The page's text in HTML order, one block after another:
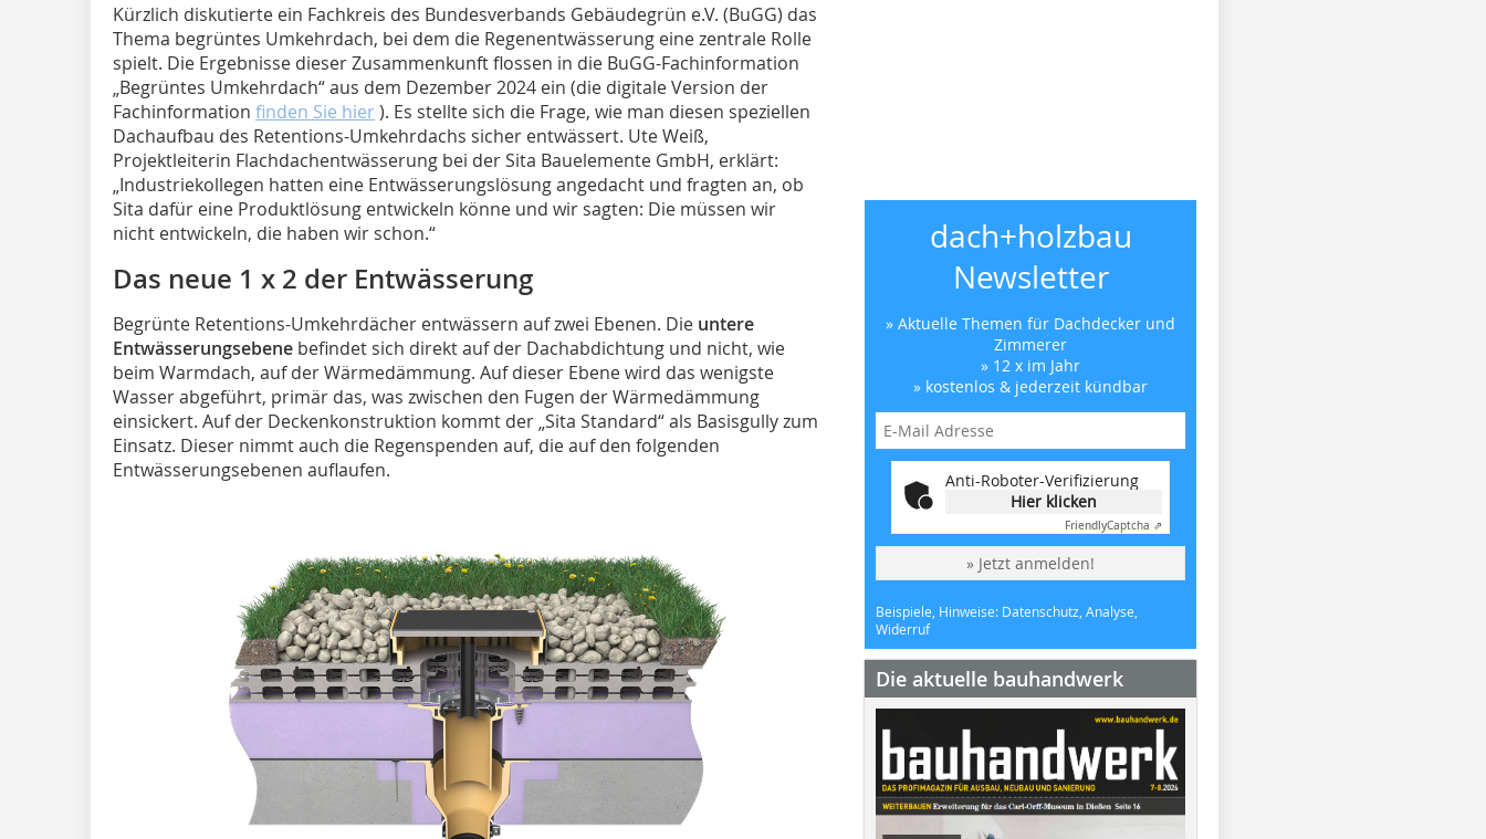
Kürzlich diskutierte ein Fachkreis des Bundesverbands Gebäudegrün e.V. (BuGG) das
Thema begrüntes Umkehrdach, bei dem die Regenentwässerung eine zentrale Rolle
spielt. Die Ergebnisse dieser Zusammenkunft flossen in die BuGG-Fachinformation
„Begrüntes Umkehrdach“ aus dem Dezember 2024 ein (die digitale Version der
Fachinformation finden Sie hier). Es stellte sich die Frage, wie man diesen speziellen
Dachaufbau des Retentions-Umkehrdachs sicher entwässert. Ute Weiß,
Projektleiterin Flachdachentwässerung bei der Sita Bauelemente GmbH, erklärt:
„Industriekollegen hatten eine Entwässerungslösung angedacht und fragten an, ob
Sita dafür eine Produktlösung entwickeln könne und wir sagten: Die müssen wir
nicht entwickeln, die haben wir schon.“
Das neue 1 x 2 der Entwässerung
Begrünte Retentions-Umkehrdächer entwässern auf zwei Ebenen. Die untere
Entwässerungsebene befindet sich direkt auf der Dachabdichtung und nicht, wie
beim Warmdach, auf der Wärmedämmung. Auf dieser Ebene wird das wenigste
Wasser abgeführt, primär das, was zwischen den Fugen der Wärmedämmung
einsickert. Auf der Deckenkonstruktion kommt der „Sita Standard“ als Basisgully zum
Einsatz. Dieser nimmt auch die Regenspenden auf, die auf den folgenden
Entwässerungsebenen auflaufen.
dach+holzbau
Newsletter
» Aktuelle Themen für Dachdecker und
Zimmerer
» 12 x im Jahr
» kostenlos & jederzeit kündbar
Anti-Roboter-Verifizierung
Hier klicken
FriendlyCaptcha ⇗
» Jetzt anmelden!
Beispiele, Hinweise: Datenschutz, Analyse,
Widerruf
Die aktuelle bauhandwerk